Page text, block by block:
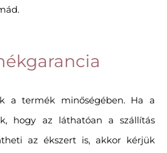
a termék minőségében. Ha a
hogy az láthatóan a szállítás
az ékszert is, akkor kérjük